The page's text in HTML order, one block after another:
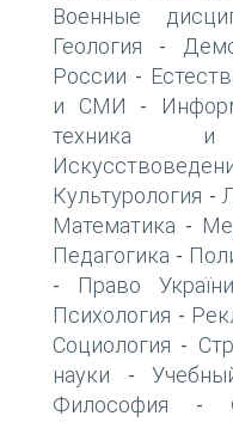
Военные
Геология -
России -
и СМИ -
техника и
Культурология -
Математика -
Педагогика -
- Право України
Психология -
Социология -
науки -
Философия -